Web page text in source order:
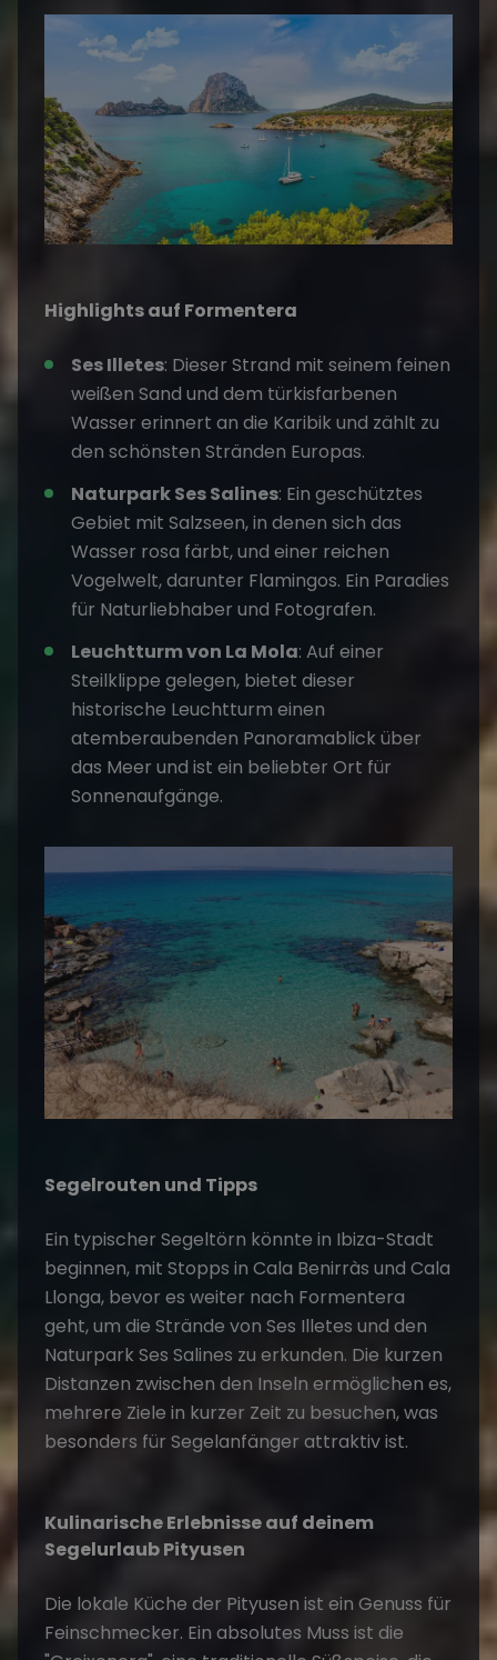
Highlights auf Formentera
Ses Illetes: Dieser Strand mit seinem feinen
weißen Sand und dem türkisfarbenen
Wasser erinnert an die Karibik und zählt zu
den schönsten Stränden Europas.
Naturpark Ses Salines: Ein geschütztes
Gebiet mit Salzseen, in denen sich das
Wasser rosa färbt, und einer reichen
Vogelwelt, darunter Flamingos. Ein Paradies
für Naturliebhaber und Fotografen.
Leuchtturm von La Mola: Auf einer
Steilklippe gelegen, bietet dieser
historische Leuchtturm einen
atemberaubenden Panoramablick über
das Meer und ist ein beliebter Ort für
Sonnenaufgänge.
Segelrouten und Tipps
Ein typischer Segeltörn könnte in Ibiza-Stadt
beginnen, mit Stopps in Cala Benirràs und Cala
Llonga, bevor es weiter nach Formentera
geht, um die Strände von Ses Illetes und den
Naturpark Ses Salines zu erkunden. Die kurzen
Distanzen zwischen den Inseln ermöglichen es,
mehrere Ziele in kurzer Zeit zu besuchen, was
besonders für Segelanfänger attraktiv ist.
Kulinarische Erlebnisse auf deinem
Segelurlaub Pityusen
Die lokale Küche der Pityusen ist ein Genuss für
Feinschmecker. Ein absolutes Muss ist die